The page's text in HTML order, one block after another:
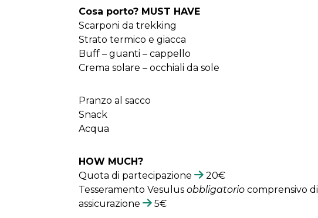
Cosa porto? MUST HAVE
Scarponi da trekking
Strato termico e giacca
Buff – guanti – cappello
Crema solare – occhiali da sole
Pranzo al sacco
Snack
Acqua
HOW MUCH?
Quota di partecipazione
20€
Tesseramento Vesulusobbligatorio comprensivo di
assicurazione
5€